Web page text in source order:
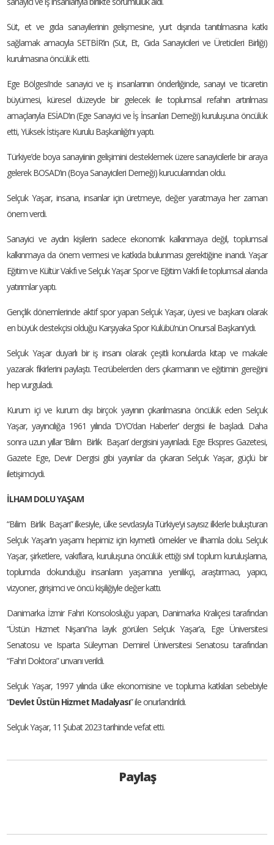
Süt, et ve gıda sanayilerinin gelişmesine, yurt dışında tanıtılmasına katkı
sağlamak amacıyla SETBİR’in (Süt, Et, Gıda Sanayicileri ve Üreticileri Birliği)
kurulmasına öncülük etti.
Ege Bölgesi’nde sanayici ve iş insanlarının önderliğinde, sanayi ve ticaretin
büyümesi, küresel düzeyde bir gelecek ile toplumsal refahın artırılması
amaçlarıyla ESİAD’ın (Ege Sanayici ve İş İnsanları Derneği) kuruluşuna öncülük
etti, Yüksek İstişare Kurulu Başkanlığı’nı yaptı.
Türkiye’de boya sanayiinin gelişimini desteklemek üzere sanayicilerle bir araya
gelerek BOSAD’ın (Boya Sanayicileri Derneği) kurucularından oldu.
Selçuk Yaşar, insana, insanlar için üretmeye, değer yaratmaya her zaman
önem verdi.
Sanayici ve aydın kişilerin sadece ekonomik kalkınmaya değil, toplumsal
kalkınmaya da önem vermesi ve katkıda bulunması gerektiğine inandı. Yaşar
Eğitim ve Kültür Vakfı ve Selçuk Yaşar Spor ve Eğitim Vakfı ile toplumsal alanda
yatırımlar yaptı.
Gençlik dönemlerinde aktif spor yapan Selçuk Yaşar, üyesi ve başkanı olarak
en büyük destekçisi olduğu Karşıyaka Spor Kulübü’nün Onursal Başkanı'ydı.
Selçuk Yaşar duyarlı bir iş insanı olarak çeşitli konularda kitap ve makale
yazarak fikirlerini paylaştı. Tecrübelerden ders çıkarmanın ve eğitimin gereğini
hep vurguladı.
Kurum içi ve kurum dışı birçok yayının çıkarılmasına öncülük eden Selçuk
Yaşar, yayıncılığa 1961 yılında ‘DYO’dan Haberler’ dergisi ile başladı. Daha
sonra uzun yıllar ‘Bilim Birlik Başarı’ dergisini yayınladı. Ege Ekspres Gazetesi,
Gazete Ege, Devir Dergisi gibi yayınlar da çıkaran Selçuk Yaşar, güçlü bir
iletişimciydi.
İLHAM DOLU YAŞAM
“Bilim Birlik Başarı” ilkesiyle, ülke sevdasıyla Türkiye’yi sayısız ilklerle buluşturan
Selçuk Yaşar’ın yaşamı hepimiz için kıymetli örnekler ve ilhamla dolu. Selçuk
Yaşar, şirketlere, vakıflara, kuruluşuna öncülük ettiği sivil toplum kuruluşlarına,
toplumda dokunduğu insanların yaşamına yenilikçi, araştırmacı, yapıcı,
vizyoner, girişimci ve öncü kişiliğiyle değer kattı.
Danimarka İzmir Fahri Konsolosluğu yapan, Danimarka Kraliçesi tarafından
“Üstün Hizmet Nişanı”na layık görülen Selçuk Yaşar’a, Ege Üniversitesi
Senatosu ve Isparta Süleyman Demirel Üniversitesi Senatosu tarafından
“Fahri Doktora” unvanı verildi.
Selçuk Yaşar, 1997 yılında ülke ekonomisine ve topluma katkıları sebebiyle
“Devlet Üstün Hizmet Madalyası” ile onurlandırıldı.
Selçuk Yaşar, 11 Şubat 2023 tarihinde vefat etti.
Paylaş